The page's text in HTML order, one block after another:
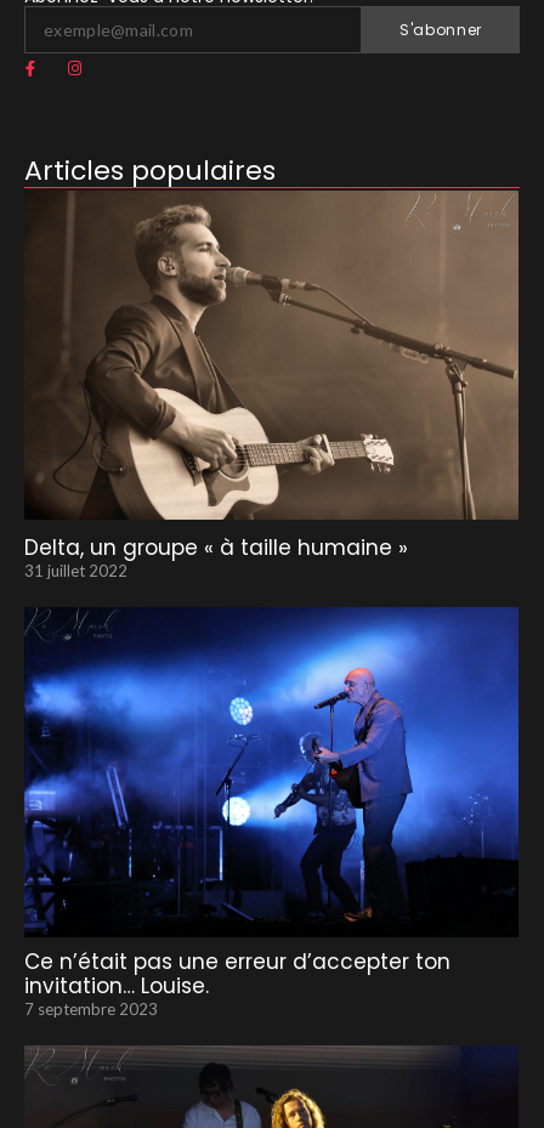
S'abonner
Articles populaires
Delta, un groupe « à taille humaine »
31 juillet 2022
Ce n’était pas une erreur d’accepter ton
invitation… Louise.
7 septembre 2023